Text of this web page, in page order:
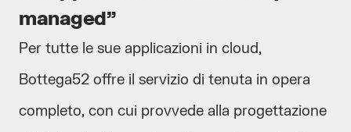
managed”
Per tutte le sue applicazioni in cloud,
Bottega52 offre il servizio di tenuta in opera
completo, con cui provvede alla progettazione